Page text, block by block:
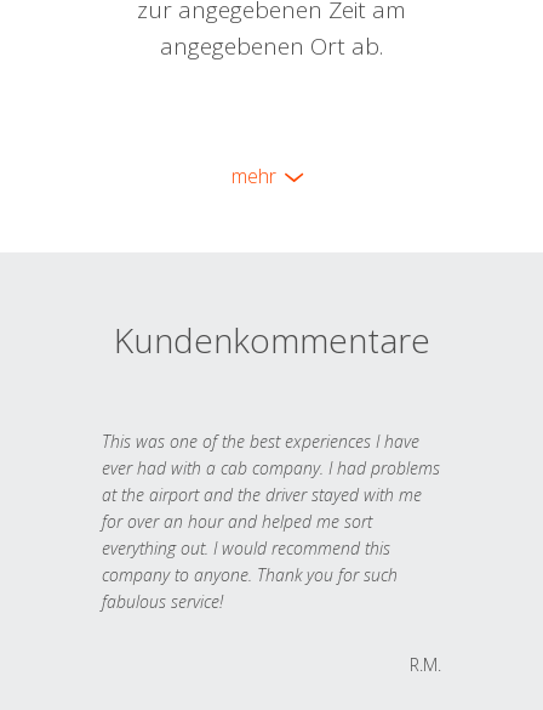
zur angegebenen Zeit am
angegebenen Ort ab.
mehr
Kundenkommentare
This was one of the best experiences I have
ever had with a cab company. I had problems
at the airport and the driver stayed with me
for over an hour and helped me sort
everything out. I would recommend this
company to anyone. Thank you for such
fabulous service!
R.M.